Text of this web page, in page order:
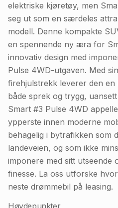
elektriske kjøretøy, men
seg ut som en særdeles
modell. Denne kompakte
en spennende ny æra for
innovativ design med
Pulse 4WD-utgaven. Med
firehjulstrekk leverer den
både sprek og trygg,
Smart #3 Pulse 4WD
ypperste innen moderne
behagelig i bytrafikken som
landeveien, og som ikke
imponere med sitt utseende
finesse. La oss utforske
neste drømmebil på leasing.